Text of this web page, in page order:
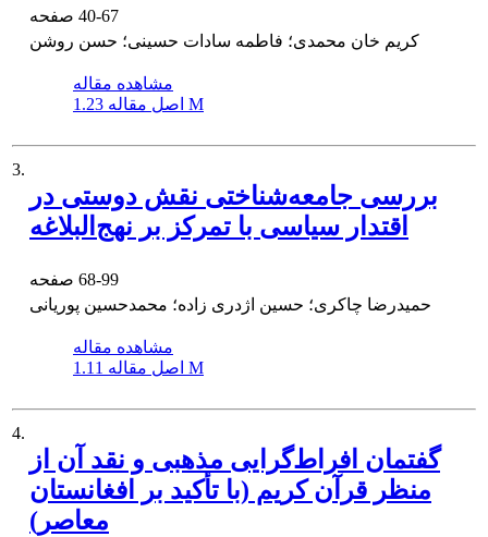
40-67
کریم خان محمدی؛ فاطمه سادات حسینی؛ حسن روشن
مشاهده مقاله
اصل مقاله 1.23 M
3.
بررسی جامعه‌شناختی نقش دوستی در
اقتدار سیاسی با تمرکز بر نهج‌البلاغه
68-99
حمیدرضا چاکری؛ حسین اژدری زاده؛ محمدحسین پوریانی
مشاهده مقاله
اصل مقاله 1.11 M
4.
گفتمان افراط‌گرایی مذهبی و نقد آن از
منظر قرآن کریم (با تأکید بر افغانستان
معاصر)